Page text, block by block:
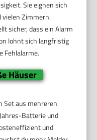
Sie eignen sich
vielen Zimmern.
sicher, dass ein Alarm
lohnt sich langfristig
Fehlalarme.
Häuser
Set aus mehreren
Batterie und
und